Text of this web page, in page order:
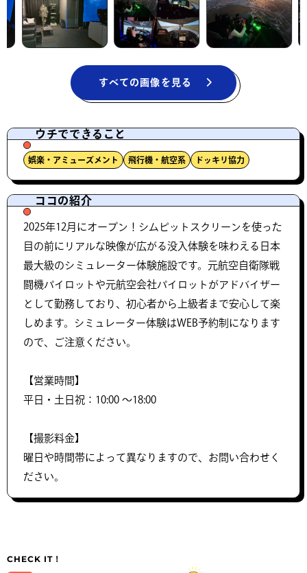
すべての画像を見る
ウチでできること
娯楽・アミューズメント 飛行機・航空系 ドッキリ協力
ココの紹介
2025年12月にオープン！シムピットスクリーンを使った
目の前にリアルな映像が広がる没入体験を味わえる日本
最大級のシミュレーター体験施設です。元航空自衛隊戦
闘機パイロットや元航空会社パイロットがアドバイザー
として勤務しており、初心者から上級者まで安心して楽
しめます。シミュレーター体験はWEB予約制になります
ので、ご注意ください。
【営業時間】
平日・土日祝：10:00 ～18:00
【撮影料金】
曜日や時間帯によって異なりますので、お問い合わせく
ださい。